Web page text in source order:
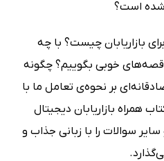
شده است؟
بازاریابان چیست؟ با چه
خوبی بگوییم؟ چگونه
بر نحوه‌ی تعامل ما با
همراه بازاریابان دیجیتال
سوالات را با زبانی جذاب و